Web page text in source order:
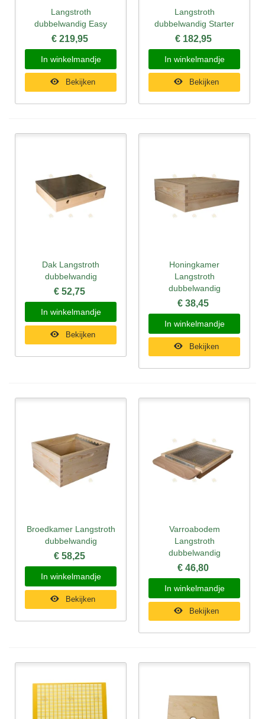
Langstroth
dubbelwandig Easy
€ 219,95
In winkelmandje
Bekijken
Langstroth
dubbelwandig Starter
€ 182,95
In winkelmandje
Bekijken
Dak Langstroth
dubbelwandig
€ 52,75
In winkelmandje
Bekijken
Honingkamer
Langstroth
dubbelwandig
€ 38,45
In winkelmandje
Bekijken
Broedkamer Langstroth
dubbelwandig
€ 58,25
In winkelmandje
Bekijken
Varroabodem
Langstroth
dubbelwandig
€ 46,80
In winkelmandje
Bekijken